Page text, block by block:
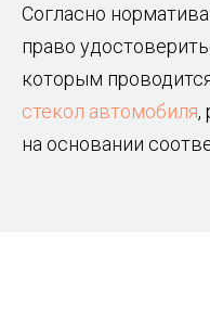
Согласно
право
которым
стекол автомобиля,
на основании